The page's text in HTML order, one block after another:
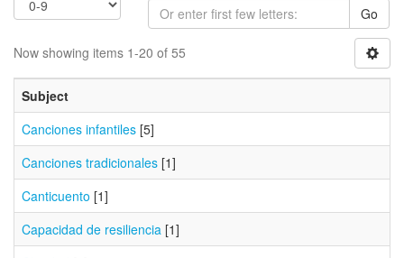
Go
Now showing items 1-20 of 55
Subject
Canciones infantiles [5]
Canciones tradicionales [1]
Canticuento [1]
Capacidad de resiliencia [1]